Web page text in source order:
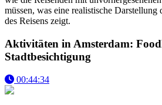
müssen, was eine realistische Darstellung
des Reisens zeigt.
Aktivitäten in Amsterdam:
Stadtbesichtigung
00:44:34